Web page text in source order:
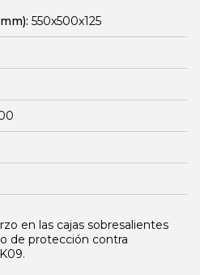
550x500x125
en las cajas sobresalientes
de protección contra